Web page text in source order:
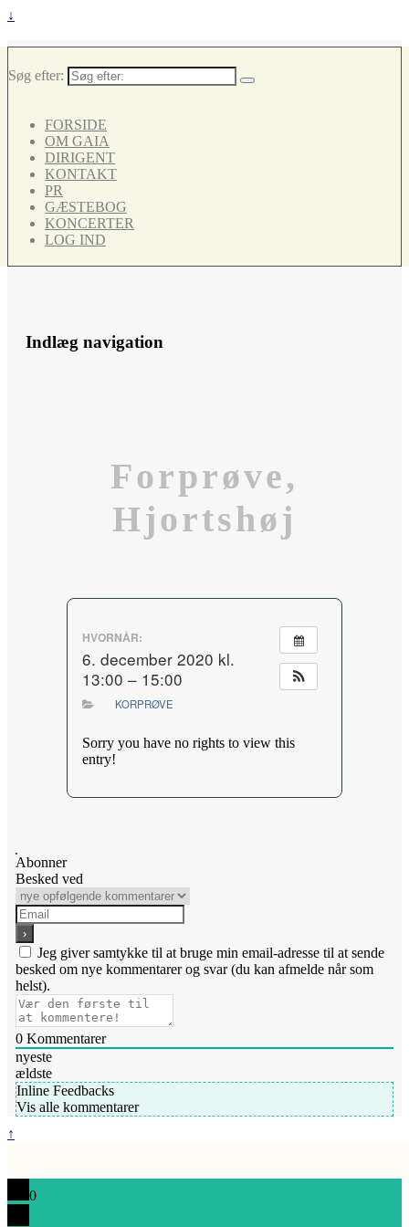
↓
Søg efter:
FORSIDE
OM GAIA
DIRIGENT
KONTAKT
PR
GÆSTEBOG
KONCERTER
LOG IND
Indlæg navigation
Forprøve,
Hjortshøj
HVORNÅR:
6. december 2020 kl.
13:00 – 15:00
KORPRØVE
Sorry you have no rights to view this
entry!
Abonner
Besked ved
Jeg giver samtykke til at bruge min email-adresse til at sende
besked om nye kommentarer og svar (du kan afmelde når som
helst).
0Kommentarer
nyeste
ældste
Inline Feedbacks
Vis alle kommentarer
↑
0